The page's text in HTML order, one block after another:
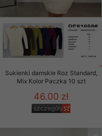
Sukienki damskie Roz Standard,
Mix Kolor Paczka 10 szt
46.00 zł
szczegóły